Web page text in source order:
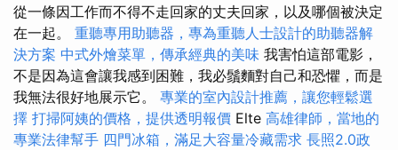
從一條因工作而不得不走回家的丈夫回家，以及哪個被決定
在一起。 重聽專用助聽器，專為重聽人士設計的助聽器解
決方案 中式外燴菜單，傳承經典的美味 我害怕這部電影，
不是因為這會讓我感到困難，我必鬚麵對自己和恐懼，而是
我無法很好地展示它。 專業的室內設計推薦，讓您輕鬆選
擇 打掃阿姨的價格，提供透明報價 Elte 高雄律師，當地的
專業法律幫手 四門冰箱，滿足大容量冷藏需求 長照2.0政